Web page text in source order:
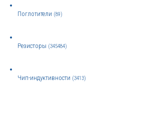
Поглотители (89)
Резисторы (345484)
Чип-индуктивности (3413)